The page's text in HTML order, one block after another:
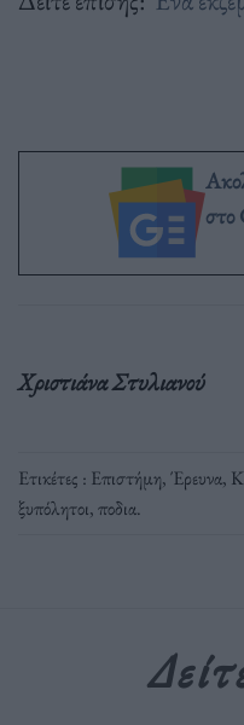
στο
Χριστιάνα Στυλιανού
Ετικέτες : Επιστήμη,Έρευνα,
ξυπόλητοι,ποδια.